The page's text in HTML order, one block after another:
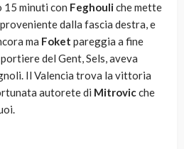
15 minuti con Feghouliche mette
dalla fascia destra, e
ma Foket pareggia a fine
del Gent, Sels, aveva
Il Valencia trova la vittoria
autorete di Mitrovicche